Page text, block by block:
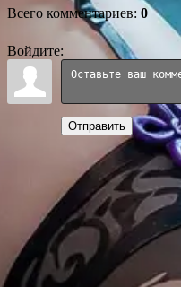
Всего комментариев: 0
Войдите:
Отправить